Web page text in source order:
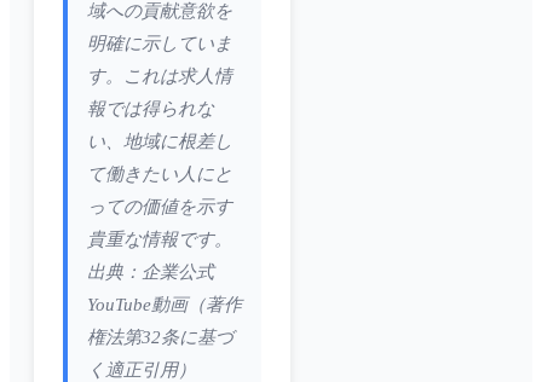
域への貢献意欲を
明確に示していま
す。これは求人情
報では得られな
い、地域に根差し
て働きたい人にと
っての価値を示す
貴重な情報です。
出典：企業公式
YouTube動画（著作
権法第32条に基づ
く適正引用）